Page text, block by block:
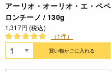
アーリオ・オーリオ・エ・ペペ
ロンチーノ / 130g
1,317円 (税込)
（1件）
買い物かごに入れる